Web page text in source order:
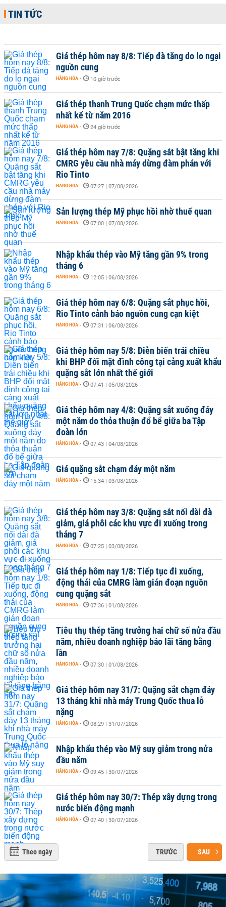
TIN TỨC
Giá thép hôm nay 8/8: Tiếp đà tăng do lo ngại
nguồn cung
HÀNG HÓA - 10 giờ trước
Giá thép thanh Trung Quốc chạm mức thấp
nhất kể từ năm 2016
HÀNG HÓA - 24 giờ trước
Giá thép hôm nay 7/8: Quặng sắt bật tăng khi
CMRG yêu cầu nhà máy dừng đàm phán với
Rio Tinto
HÀNG HÓA - 07:27 | 07/08/2026
Sản lượng thép Mỹ phục hồi nhờ thuế quan
HÀNG HÓA - 07:00 | 07/08/2026
Nhập khẩu thép vào Mỹ tăng gần 9% trong
tháng 6
HÀNG HÓA - 12:05 | 06/08/2026
Giá thép hôm nay 6/8: Quặng sắt phục hồi,
Rio Tinto cảnh báo nguồn cung cạn kiệt
HÀNG HÓA - 07:31 | 06/08/2026
Giá thép hôm nay 5/8: Diễn biến trái chiều
khi BHP đối mặt đình công tại cảng xuất khẩu
quặng sắt lớn nhất thế giới
HÀNG HÓA - 07:41 | 05/08/2026
Giá thép hôm nay 4/8: Quặng sắt xuống đáy
một năm do thỏa thuận đổ bể giữa ba Tập
đoàn lớn
HÀNG HÓA - 07:43 | 04/08/2026
Giá quặng sắt chạm đáy một năm
HÀNG HÓA - 15:34 | 03/08/2026
Giá thép hôm nay 3/8: Quặng sắt nối dài đà
giảm, giá phôi các khu vực đi xuống trong
tháng 7
HÀNG HÓA - 07:25 | 03/08/2026
Giá thép hôm nay 1/8: Tiếp tục đi xuống,
động thái của CMRG làm gián đoạn nguồn
cung quặng sắt
HÀNG HÓA - 07:36 | 01/08/2026
Tiêu thụ thép tăng trưởng hai chữ số nửa đầu
năm, nhiều doanh nghiệp báo lãi tăng bằng
lần
HÀNG HÓA - 07:30 | 01/08/2026
Giá thép hôm nay 31/7: Quặng sắt chạm đáy
13 tháng khi nhà máy Trung Quốc thua lỗ
nặng
HÀNG HÓA - 08:29 | 31/07/2026
Nhập khẩu thép vào Mỹ suy giảm trong nửa
đầu năm
HÀNG HÓA - 09:45 | 30/07/2026
Giá thép hôm nay 30/7: Thép xây dựng trong
nước biến động mạnh
HÀNG HÓA - 07:40 | 30/07/2026
Theo ngày TRƯỚC SAU